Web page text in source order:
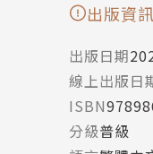
出版資訊
出版日期
線上出版日
ISBN
分級普級